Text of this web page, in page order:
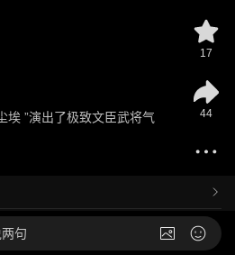
埃 ”演出了极致文臣武将气
17
44
句